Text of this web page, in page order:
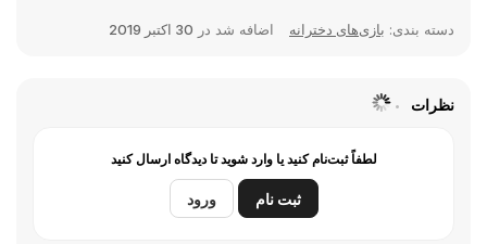
دسته بندی: بازی‌های دخترانه اضافه شد در 30 اکتبر 2019
نظرات
لطفاً ثبت‌نام کنید یا وارد شوید تا دیدگاه ارسال کنید
ثبت نام ورود